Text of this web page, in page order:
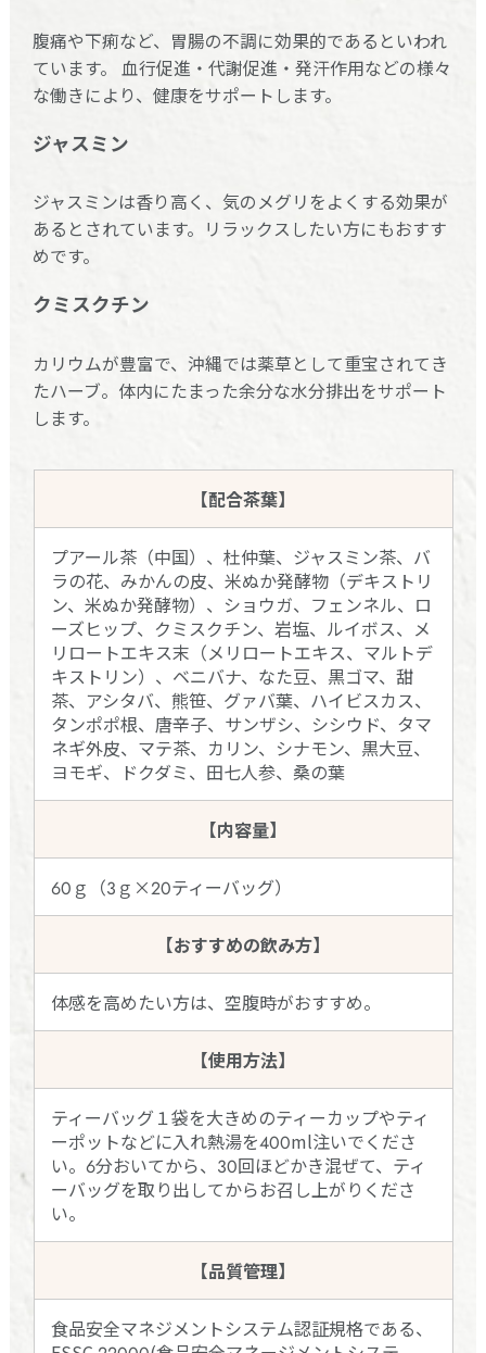
腹痛や下痢など、胃腸の不調に効果的であるといわれ
ています。 血行促進・代謝促進・発汗作用などの様々
な働きにより、健康をサポートします。
ジャスミン
ジャスミンは香り高く、気のメグリをよくする効果が
あるとされています。リラックスしたい方にもおすす
めです。
クミスクチン
カリウムが豊富で、沖縄では薬草として重宝されてき
たハーブ。体内にたまった余分な水分排出をサポート
します。
【配合茶葉】
プアール茶（中国）、杜仲葉、ジャスミン茶、バ
ラの花、みかんの皮、米ぬか発酵物（デキストリ
ン、米ぬか発酵物）、ショウガ、フェンネル、ロ
ーズヒップ、クミスクチン、岩塩、ルイボス、メ
リロートエキス末（メリロートエキス、マルトデ
キストリン）、ベニバナ、なた豆、黒ゴマ、甜
茶、アシタバ、熊笹、グァバ葉、ハイビスカス、
タンポポ根、唐辛子、サンザシ、シシウド、タマ
ネギ外皮、マテ茶、カリン、シナモン、黒大豆、
ヨモギ、ドクダミ、田七人参、桑の葉
【内容量】
60ｇ（3ｇ×20ティーバッグ）
【おすすめの飲み方】
体感を高めたい方は、空腹時がおすすめ。
【使用方法】
ティーバッグ１袋を大きめのティーカップやティ
ーポットなどに入れ熱湯を400ml注いでくださ
い。6分おいてから、30回ほどかき混ぜて、ティ
ーバッグを取り出してからお召し上がりくださ
い。
【品質管理】
食品安全マネジメントシステム認証規格である、